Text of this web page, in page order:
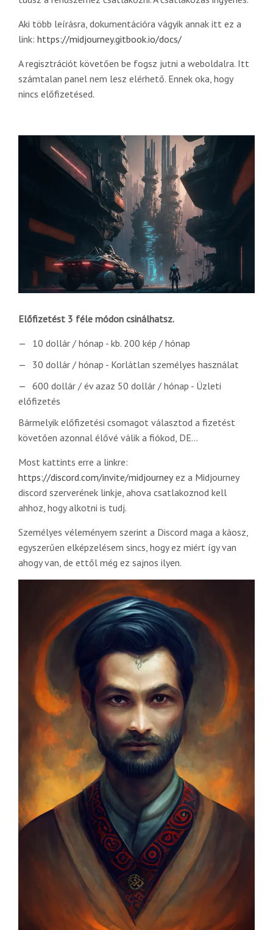
Aki több leírásra, dokumentációra vágyik annak itt ez a
link: https://midjourney.gitbook.io/docs/
A regisztrációt követően be fogsz jutni a weboldalra. Itt
számtalan panel nem lesz elérhető. Ennek oka, hogy
nincs előfizetésed.
Előfizetést 3 féle módon csinálhatsz.
10 dollár / hónap - kb. 200 kép / hónap
30 dollár / hónap - Korlátlan személyes használat
600 dollár / év azaz 50 dollár / hónap - Üzleti
előfizetés
Bármelyik előfizetési csomagot választod a fizetést
követően azonnal élővé válik a fiókod, DE...
Most kattints erre a linkre:
https://discord.com/invite/midjourneyez a Midjourney
discord szerverének linkje, ahova csatlakoznod kell
ahhoz, hogy alkotni is tudj.
Személyes véleményem szerint a Discord maga a káosz,
egyszerűen elképzelésem sincs, hogy ez miért így van
ahogy van, de ettől még ez sajnos ilyen.